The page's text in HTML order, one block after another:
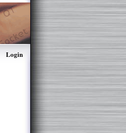
Login